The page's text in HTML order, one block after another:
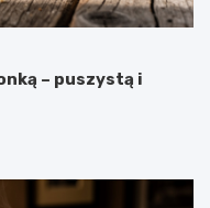
– puszystą i